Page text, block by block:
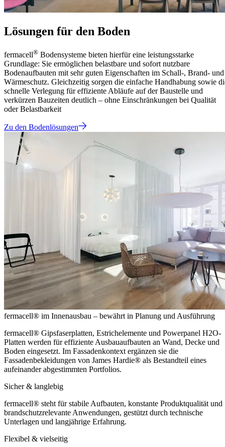
Lösungen für den Boden
fermacell® Bodensysteme bieten hierfür eine leistungsstarke
Grundlage: Sie ermöglichen belastbare und sofort nutzbare
Bodenaufbauten mit sehr guten Eigenschaften im Schall-, Brand- und
Wärmeschutz. Gleichzeitig sorgen die einfache Handhabung sowie
schnelle Verlegung für effiziente Abläufe auf der Baustelle und
verkürzen Bauzeiten deutlich – ohne Einschränkungen bei Qualität
oder Belastbarkeit
Zu den Bodenlösungen
fermacell® im Innenausbau – bewährt in Planung und Ausführung
fermacell® Gipsfaserplatten, Estrichelemente und Powerpanel H2O-
Platten werden für effiziente Ausbauaufbauten an Wand, Decke und
Boden eingesetzt. Im Fassadenkontext ergänzen sie die
Fassadenbekleidungen von James Hardie® als Bestandteil eines
aufeinander abgestimmten Portfolios.
Sicher & langlebig
fermacell® steht für stabile Aufbauten, konstante Produktqualität und
brandschutzrelevante Anwendungen, gestützt durch technische
Unterlagen und langjährige Erfahrung.
Flexibel & vielseitig